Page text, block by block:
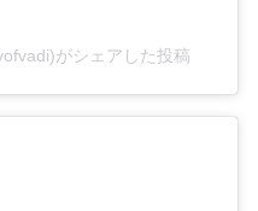
がシェアした投稿